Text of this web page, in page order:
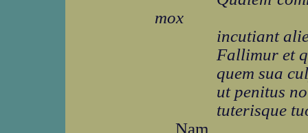
mox
incutiant
Fallimur et
quem sua
ut penitus
tuterisque
Nam